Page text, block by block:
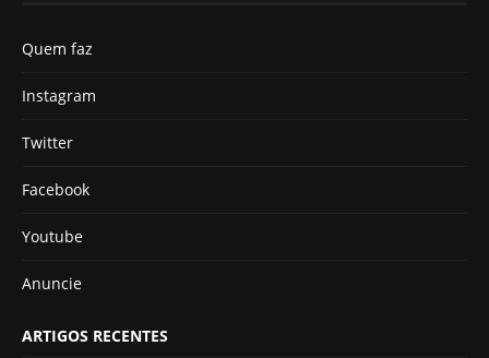
Quem faz
Instagram
Twitter
Facebook
Youtube
Anuncie
ARTIGOS RECENTES